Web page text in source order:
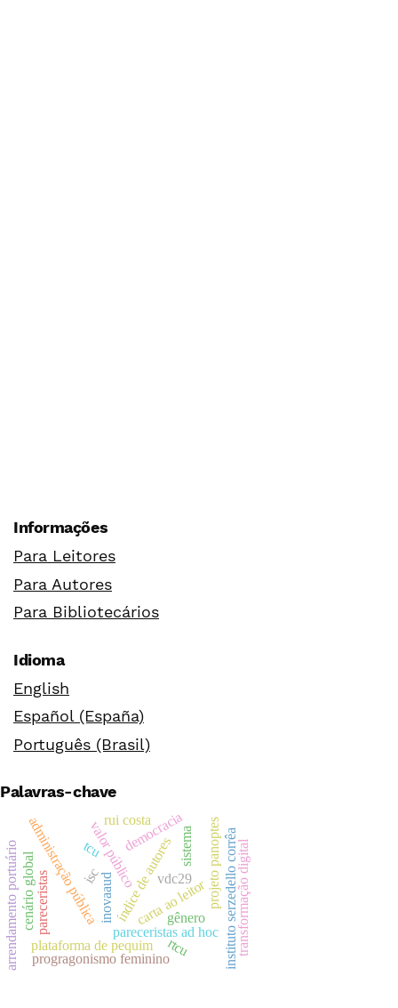
Informações
Para Leitores
Para Autores
Para Bibliotecários
Idioma
English
Español (España)
Português (Brasil)
Palavras-chave
pareceristas ad hoc
índice de autores
carta ao leitor
plataforma de pequim
gênero
progragonismo feminino
administração públicavalor público
inovaaud projeto panoptes
arrendamento portuário vdc29
tcu
isc
pareceristas
democraciasistema
rtcu instituto serzedello corrêatransformação digital
cenário global
rui costa